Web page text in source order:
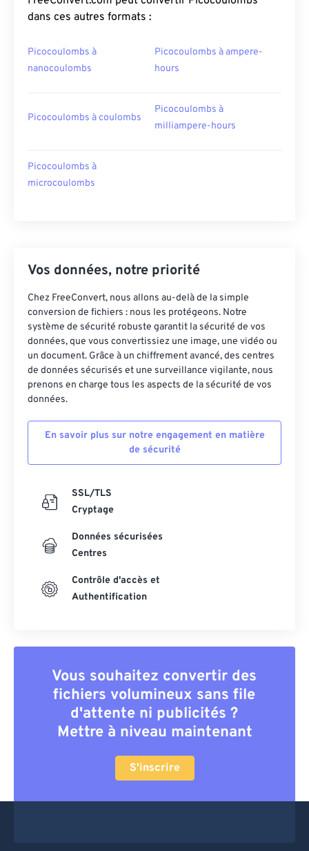
dans ces autres formats :
Picocoulombs à
nanocoulombs
Picocoulombs à ampere-
hours
Picocoulombs à coulombs
Picocoulombs à
milliampere-hours
Picocoulombs à
microcoulombs
Vos données, notre priorité
Chez FreeConvert, nous allons au-delà de la simple
conversion de fichiers : nous les protégeons. Notre
système de sécurité robuste garantit la sécurité de vos
données, que vous convertissiez une image, une vidéo ou
un document. Grâce à un chiffrement avancé, des centres
de données sécurisés et une surveillance vigilante, nous
prenons en charge tous les aspects de la sécurité de vos
données.
En savoir plus sur notre engagement en matière
de sécurité
SSL/TLS
Cryptage
Données sécurisées
Centres
Contrôle d'accès et
Authentification
Vous souhaitez convertir des
fichiers volumineux sans file
d'attente ni publicités ?
Mettre à niveau maintenant
S'inscrire